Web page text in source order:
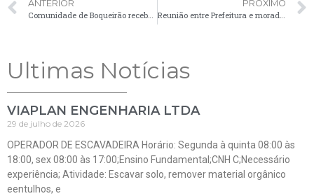
ANTERIOR
Comunidade de Boqueirão recebe serviços de patrolamento
PRÓXIMO
Reunião entre Prefeitura e moradores do Quero Quero define como será a estrada local
Ultimas Notícias
VIAPLAN ENGENHARIA LTDA
29 de julho de 2026
OPERADOR DE ESCAVADEIRA Horário: Segunda à quinta 08:00 às
18:00, sex 08:00 às 17:00;Ensino Fundamental;CNH C;Necessário
experiência; Atividade: Escavar solo, remover material orgânico
eentulhos, e